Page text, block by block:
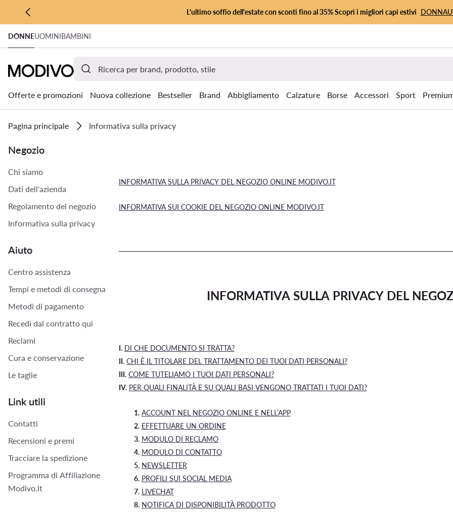
VAI AL CONTENUTO PRINCIPALE
VAI ALLA RICERCA
L'ultimo soffio dell'estate con sconti fino al 35% Scopri i migliori capi estivi DONNA
DONNEUOMINIBAMBINI
Offerte e promozioni Nuova collezione Bestseller Brand Abbigliamento Calzature Borse Accessori Sport
Pagina principale Informativa sulla privacy
Negozio
Chi siamo
Dati dell'azienda
Regolamento del negozio
Informativa sulla privacy
Aiuto
Centro assistenza
Tempi e metodi di consegna
Metodi di pagamento
Recedi dal contratto qui
Reclami
Cura e conservazione
Le taglie
Link utili
Contatti
Recensioni e premi
Tracciare la spedizione
Programma di Affiliazione
Modivo.it
INFORMATIVA SULLA PRIVACY DEL NEGOZIO ONLINE MODIVO.IT
INFORMATIVA SUI COOKIE DEL NEGOZIO ONLINE MODIVO.IT
INFORMATIVA SULLA PRIVACY DEL
I. DI CHE DOCUMENTO SI TRATTA?
II. CHI È IL TITOLARE DEL TRATTAMENTO DEI TUOI DATI PERSONALI?
III. COME TUTELIAMO I TUOI DATI PERSONALI?
IV. PER QUALI FINALITÀ E SU QUALI BASI VENGONO TRATTATI I TUOI DATI?
1. ACCOUNT NEL NEGOZIO ONLINE E NELL’APP
2. EFFETTUARE UN ORDINE
3. MODULO DI RECLAMO
4. MODULO DI CONTATTO
5. NEWSLETTER
6. PROFILI SUI SOCIAL MEDIA
7. LIVECHAT
8. NOTIFICA DI DISPONIBILITÀ PRODOTTO